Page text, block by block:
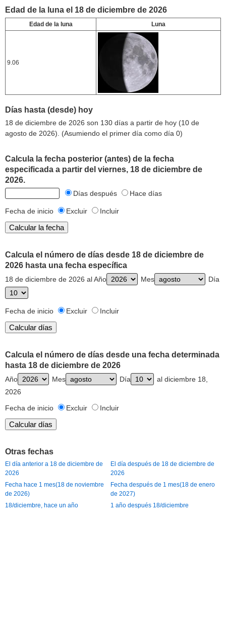
Edad de la luna el 18 de diciembre de 2026
Edad de la luna Luna
9.06
Días hasta (desde) hoy
18 de diciembre de 2026 son 130 días a partir de hoy (10 de
agosto de 2026). (Asumiendo el primer día como día 0)
Calcula la fecha posterior (antes) de la fecha
especificada a partir del viernes, 18 de diciembre de
2026.
Días después Hace días
Fecha de inicio Excluir Incluir
Calcula el número de días desde 18 de diciembre de
2026 hasta una fecha específica
18 de diciembre de 2026 al Año Mes Día
Fecha de inicio Excluir Incluir
Calcula el número de días desde una fecha determinada
hasta 18 de diciembre de 2026
Año Mes Día
al diciembre 18,
2026
Fecha de inicio
Excluir Incluir
Otras fechas
El día anterior a 18 de diciembre de
2026
El día después de 18 de diciembre de
2026
Fecha hace 1 mes(18 de noviembre
de 2026)
Fecha después de 1 mes(18 de enero
de 2027)
18/diciembre, hace un año
1 año después 18/diciembre